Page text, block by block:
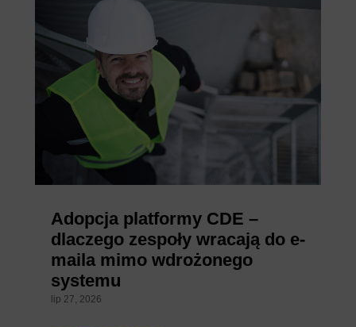
Adopcja platformy CDE –
dlaczego zespoły wracają do e-
maila mimo wdrożonego
systemu
lip 27, 2026